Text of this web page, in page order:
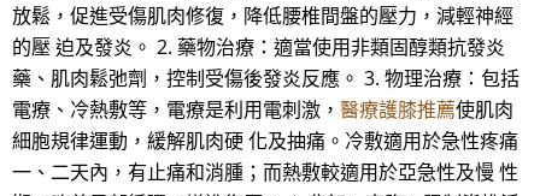
放鬆，促進受傷肌肉修復，降低腰椎間盤的壓力，減輕神經
的壓 迫及發炎。 2. 藥物治療：適當使用非類固醇類抗發炎
藥、肌肉鬆弛劑，控制受傷後發炎反應。 3. 物理治療：包括
電療、冷熱敷等，電療是利用電刺激， 醫療護膝推薦使肌肉
細胞規律運動，緩解肌肉硬 化及抽痛。冷敷適用於急性疼痛
一、二天內，有止痛和消腫；而熱敷較適用於亞急性及慢 性